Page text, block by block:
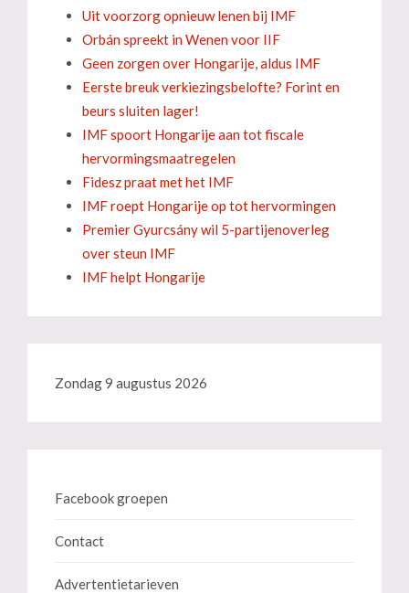
Uit voorzorg opnieuw lenen bij IMF
Orbán spreekt in Wenen voor IIF
Geen zorgen over Hongarije, aldus IMF
Eerste breuk verkiezingsbelofte? Forint en
beurs sluiten lager!
IMF spoort Hongarije aan tot fiscale
hervormingsmaatregelen
Fidesz praat met het IMF
IMF roept Hongarije op tot hervormingen
Premier Gyurcsány wil 5-partijenoverleg
over steun IMF
IMF helpt Hongarije
Zondag 9 augustus 2026
Facebook groepen
Contact
Advertentietarieven